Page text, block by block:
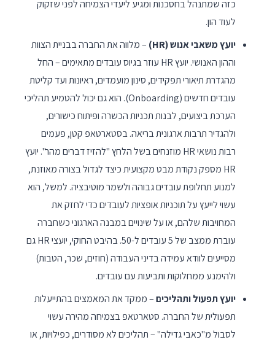
כזה שמתנהל בחסכנות ומגיע ליעדי הצמיחה לפני שזקוק
לעוד הון.
יועץ משאבי אנוש (HR)
– מלווה את החברה בבניית הצוות
וההון האנושי. יועץ HR עוזר בגיוס עובדים מתאימים – החל
מהגדרת תיאורי תפקידים, סינון מועמדים, ראיונות ועד קליטת
עובדים חדשים (Onboarding). הוא גם יכול להטמיע תהליכי
הערכת ביצועים, לבנות תכניות הכשרה ופיתוח כישורים,
ולהגדיר תרבות ארגונית בריאה. בסטארטאפ קטן, פעמים
רבות נושאי HR מוזנחים בשל הלחץ "להזיז דברים מהר". יועץ
HR מספק נקודת מבט מקצועית כיצד לגדול בצורה מאוזנת,
למנוע תחלופת עובדים גבוהה ולשמר מוטיבציה. למשל, הוא
עשוי לייעץ על תוכניות אופציות לעובדים כדי לחזק את
המחויבות שלהם, או על שינויים במבנה הארגוני כשחברה
עוברת ממצב של 5 עובדים ל-50. בהיבט החוקי, יועצי HR גם
מסייעים לוודא עמידה בדיני העבודה (חוזים, שכר, הטבות)
ולהימנע ממחלוקות ותביעות עם עובדים.
יועץ תפעול ותהליכים– ממקד את המאמצים בהתייעלות
תפעולית של החברה. סטארטאפ בצמיחה מהירה עשוי
לסבול מ"כאבי גדילה" – תהליכים לא מסודרים, כפילויות, או